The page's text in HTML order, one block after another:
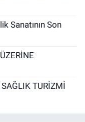
Sanatının Son
TURİZMİ